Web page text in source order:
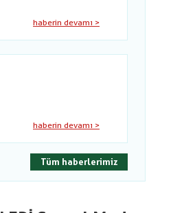
haberin devamı >
haberin devamı >
Tüm haberlerimiz